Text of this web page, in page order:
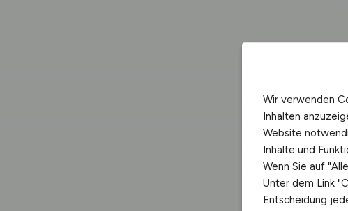
Wir verwenden
Inhalten
Website
Inhalte und
Wenn Sie auf
Unter dem Link
Entscheidung